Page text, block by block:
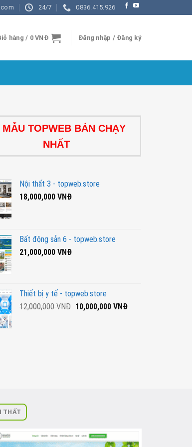
24/7 0836.415.926
hàng / 0VNĐ Đăng nhập / Đăng ký
MẪU TOPWEB BÁN CHẠY
NHẤT
Nội thất 3 - topweb.store
18,000,000VNĐ
Bất động sản 6 - topweb.store
21,000,000VNĐ
Thiết bị y tế - topweb.store
12,000,000VNĐ Giá
10,000,000VNĐGiá
THẤT